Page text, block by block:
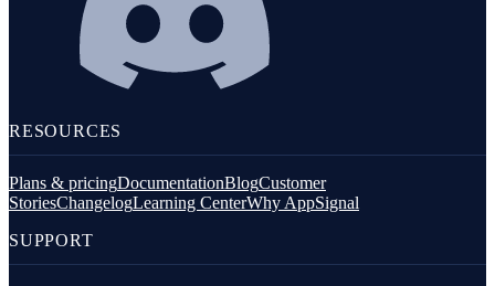
RESOURCES
Plans & pricingDocumentationBlogCustomer
StoriesChangelogLearning CenterWhy AppSignal
SUPPORT